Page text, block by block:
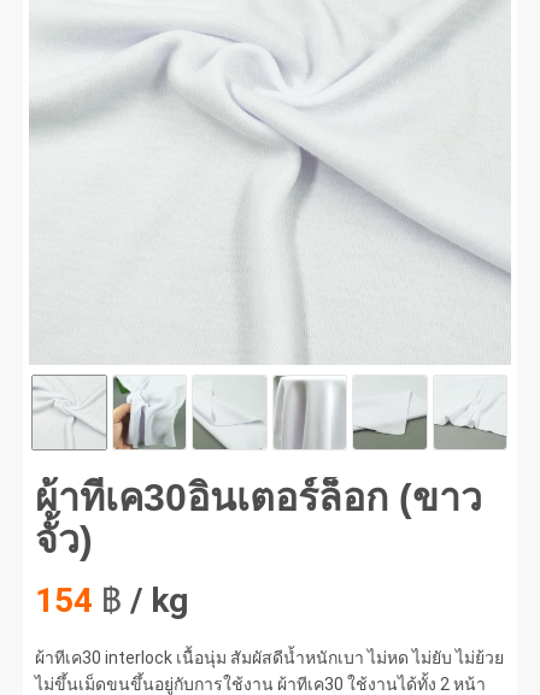
ทีเค30อินเตอร์ล็อก (ขาวจั้ว) #1
ผ้าทีเค30อินเตอร์ล็อก (ขาว
จั้ว)
154 ฿ / kg
ผ้าทีเค30 interlock เนื้อนุ่ม สัมผัสดีน้ำหนักเบา ไม่หด ไม่ยับ ไม่ย้วย
ไม่ขึ้นเม็ดขนขึ้นอยู่กับการใช้งาน ผ้าทีเค30 ใช้งานได้ทั้ง 2 หน้า